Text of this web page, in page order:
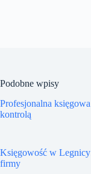
Podobne wpisy
Profesjonalna
kontrolą
Księgowość w
firmy